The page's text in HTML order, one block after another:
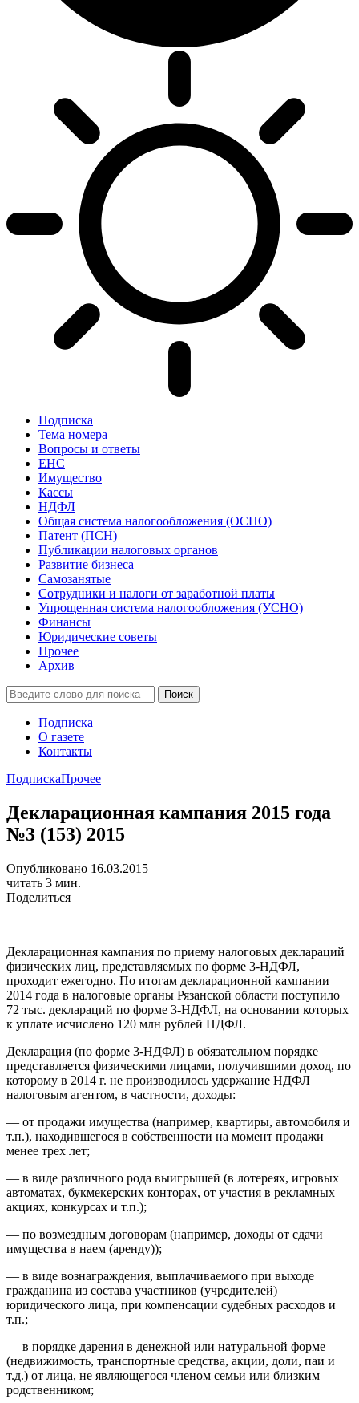
Подписка
Тема номера
Вопросы и ответы
ЕНС
Имущество
Кассы
НДФЛ
Общая система налогообложения (ОСНО)
Патент (ПСН)
Публикации налоговых органов
Развитие бизнеса
Самозанятые
Сотрудники и налоги от заработной платы
Упрощенная система налогообложения (УСНО)
Финансы
Юридические советы
Прочее
Архив
Подписка
О газете
Контакты
ПодпискаПрочее
Декларационная кампания 2015 года
№3 (153) 2015
Опубликовано 16.03.2015
читать 3 мин.
Поделиться
Декларационная кампания по приему налоговых деклараций
физических лиц, представляемых по форме 3-НДФЛ,
проходит ежегодно. По итогам декларационной кампании
2014 года в налоговые органы Рязанской области поступило
72 тыс. деклараций по форме 3-НДФЛ, на основании которых
к уплате исчислено 120 млн рублей НДФЛ.
Декларация (по форме 3-НДФЛ) в обязательном порядке
представляется физическими лицами, получившими доход, по
которому в 2014 г. не производилось удержание НДФЛ
налоговым агентом, в частности, доходы:
— от продажи имущества (например, квартиры, автомобиля и
т.п.), находившегося в собственности на момент продажи
менее трех лет;
— в виде различного рода выигрышей (в лотереях, игровых
автоматах, букмекерских конторах, от участия в рекламных
акциях, конкурсах и т.п.);
— по возмездным договорам (например, доходы от сдачи
имущества в наем (аренду));
— в виде вознаграждения, выплачиваемого при выходе
гражданина из состава участников (учредителей)
юридического лица, при компенсации судебных расходов и
т.п.;
— в порядке дарения в денежной или натуральной форме
(недвижимость, транспортные средства, акции, доли, паи и
т.д.) от лица, не являющегося членом семьи или близким
родственником;